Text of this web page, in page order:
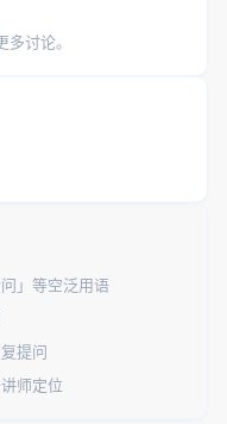
多讨论。
」等空泛用语
提问
师定位